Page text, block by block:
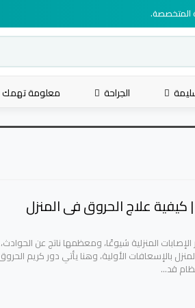
المتخصصة.
الجراحة معلومة تهمك
كيفية علاج الحروق فى المنزل
المنزلية شيوعًا، ومعظمها ناتج عن
بالإسعافات الأولية، وهنا يأتي دور كريم
قد…